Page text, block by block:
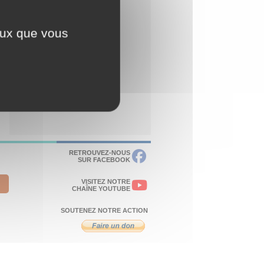
RETROUVEZ-NOUS
SUR FACEBOOK
VISITEZ NOTRE
CHAÎNE YOUTUBE
SOUTENEZ NOTRE ACTION
que vous